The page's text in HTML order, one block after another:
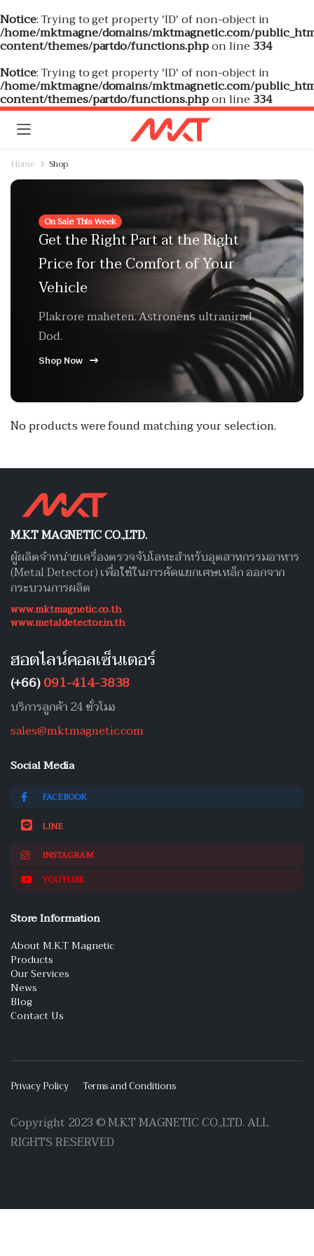
Notice: Trying to get property 'ID' of non-object in
/home/mktmagne/domains/mktmagnetic.com/
content/themes/partdo/functions.phpon line 334
Notice: Trying to get property 'ID' of non-object in
/home/mktmagne/domains/mktmagnetic.com/
content/themes/partdo/functions.phpon line 334
Home Shop
On Sale This Week
Get the Right Part at the Right
Price for the Comfort of Your
Vehicle
Plakrore maheten. Astronens ultranirad.
Dod.
Shop Now
No products were found matching your selection.
M.K.T MAGNETIC CO.,LTD.
ผู้ผลิตจำหน่ายเครื่องตรวจจับโลหะสำหรับอุตสาหกรรมอาหาร
(Metal Detector) เพื่อใช้ในการคัดแยกเศษเหล็ก ออกจาก
กระบวนการผลิต
www.mktmagnetic.co.th
www.metaldetector.in.th
ฮอตไลน์คอลเซ็นเตอร์
(+66)091-414-3838
บริการลูกค้า 24 ชั่วโมง
sales@mktmagnetic.com
Social Media
FACEBOOK
LINE
INSTAGRAM
YOUTUBE
Store Information
About M.K.T Magnetic
Products
Our Services
News
Blog
Contact Us
Privacy Policy Terms and Conditions
Copyright 2023 © M.K.T MAGNETIC CO.,LTD. ALL
RIGHTS RESERVED